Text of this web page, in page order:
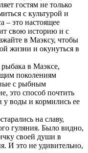
гостям не только
с культурой и
– это настоящее
свою историю и с
в Маэксу, чтобы
жизни и окунуться в
в Маэксе,
поколениям
с рыбным
это способ почтить
у воды и кормились ее
на славу,
гуляния. Было видно,
своей души в
И это не удивительно,